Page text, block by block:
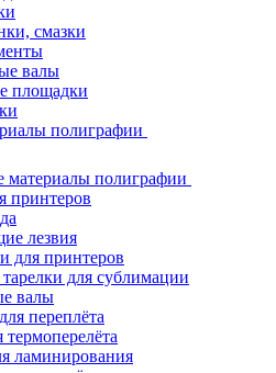
смазки
валы
площадки
полиграфии
материалы полиграфии
принтеров
лезвия
для принтеров
для сублимации
валы
переплёта
ламинирования